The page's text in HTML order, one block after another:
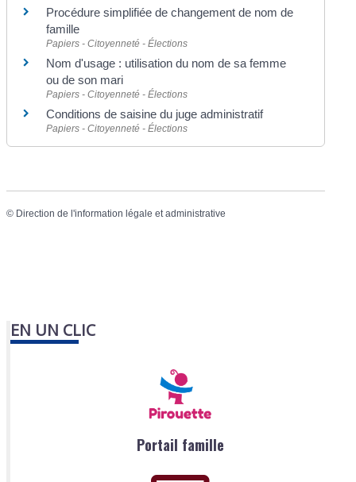
Procédure simplifiée de changement de nom de
famille
Papiers - Citoyenneté - Élections
Nom d'usage : utilisation du nom de sa femme
ou de son mari
Papiers - Citoyenneté - Élections
Conditions de saisine du juge administratif
Papiers - Citoyenneté - Élections
© Direction de l'information légale et administrative
EN UN CLIC
Portail famille